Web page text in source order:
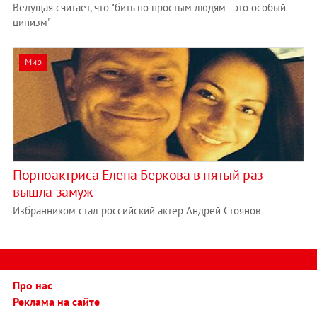
Ведущая считает, что "бить по простым людям - это особый
цинизм"
Мир
Порноактриса Елена Беркова в пятый раз
вышла замуж
Избранником стал российский актер Андрей Стоянов
Про нас
Реклама на сайте